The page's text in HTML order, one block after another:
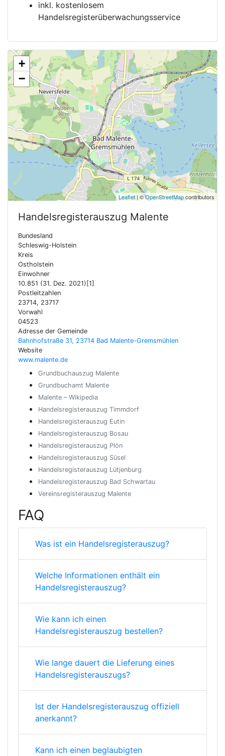
inkl. kostenlosem
Handelsregisterüberwachungsservice
+
−
Leaflet| ©OpenStreetMapcontributors
Handelsregisterauszug Malente
Bundesland
Schleswig-Holstein
Kreis
Ostholstein
Einwohner
10.851 (31. Dez. 2021)[1]
Postleitzahlen
23714, 23717
Vorwahl
04523
Adresse der Gemeinde
Bahnhofstraße 31, 23714 Bad Malente-Gremsmühlen
Website
www.malente.de
Grundbuchauszug Malente
Grundbuchamt Malente
Malente – Wikipedia
Handelsregisterauszug Timmdorf
Handelsregisterauszug Eutin
Handelsregisterauszug Bosau
Handelsregisterauszug Plön
Handelsregisterauszug Süsel
Handelsregisterauszug Lütjenburg
Handelsregisterauszug Bad Schwartau
Vereinsregisterauszug Malente
FAQ
Was ist ein Handelsregisterauszug?
Welche Informationen enthält ein
Handelsregisterauszug?
Wie kann ich einen
Handelsregisterauszug bestellen?
Wie lange dauert die Lieferung eines
Handelsregisterauszugs?
Ist der Handelsregisterauszug offiziell
anerkannt?
Kann ich einen beglaubigten